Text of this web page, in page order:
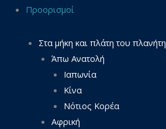
Προορισμοί
Στα μήκη και πλάτη του πλανήτη
Άπω Ανατολή
Ιαπωνία
Κίνα
Νότιος Κορέα
Αφρική